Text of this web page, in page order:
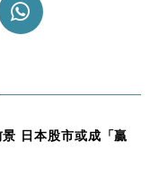
日本股市或成「贏